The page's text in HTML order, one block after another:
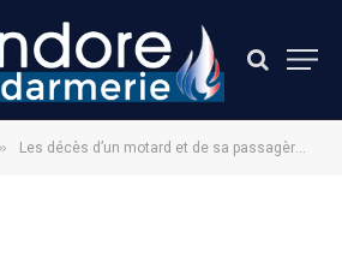
» Les décès d’un motard et de sa passagère poursuivis par une Alpine de la gendarmerie. Le militaire mis en examen pour homicide involontaire